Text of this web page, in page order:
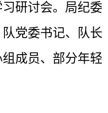
研讨会。局纪委
党委书记、队长
成员、部分年轻